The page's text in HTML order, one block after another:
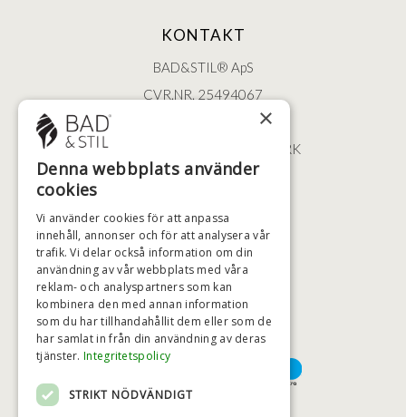
KONTAKT
BAD&STIL® ApS
CVR.NR. 25494067
ØSTERBROGADE 202
2100 KØBENHAVN • DANMARK
+46 (0)79 008 12 60
HÖGSTA KREDITVÄRDIGHET
BETALNINGSALTERNATIV
×
Denna webbplats använder
cookies
Vi använder cookies för att anpassa
innehåll, annonser och för att analysera vår
trafik. Vi delar också information om din
användning av vår webbplats med våra
reklam- och analyspartners som kan
kombinera den med annan information
som du har tillhandahållit dem eller som de
har samlat in från din användning av deras
tjänster. Integritetspolicy
STRIKT NÖDVÄNDIGT